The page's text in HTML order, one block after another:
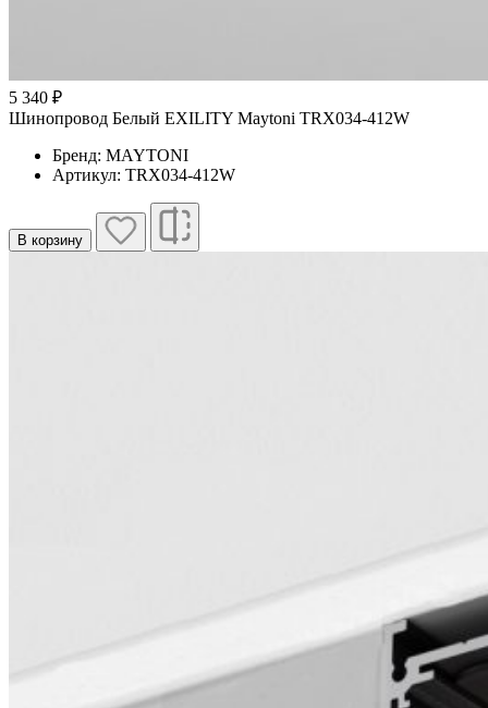
5 340 ₽
Шинопровод Белый EXILITY Maytoni TRX034-412W
Бренд: MAYTONI
Артикул: TRX034-412W
В корзину